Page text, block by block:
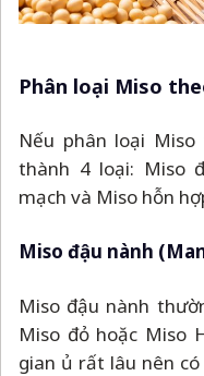
Phân loại Miso
Nếu phân loại
thành 4 loại: Miso
mạch và Miso hỗn
Miso đậu nành
Miso đậu nành
Miso đỏ hoặc Miso
gian ủ rất lâu nên